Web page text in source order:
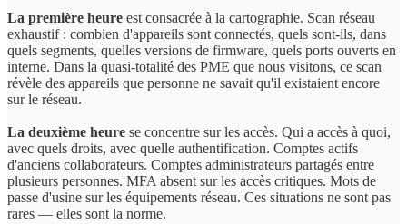
La première heure est consacrée à la cartographie. Scan réseau
exhaustif : combien d'appareils sont connectés, quels sont-ils, dans
quels segments, quelles versions de firmware, quels ports ouverts en
interne. Dans la quasi-totalité des PME que nous visitons, ce scan
révèle des appareils que personne ne savait qu'il existaient encore
sur le réseau.
La deuxième heure se concentre sur les accès. Qui a accès à quoi,
avec quels droits, avec quelle authentification. Comptes actifs
d'anciens collaborateurs. Comptes administrateurs partagés entre
plusieurs personnes. MFA absent sur les accès critiques. Mots de
passe d'usine sur les équipements réseau. Ces situations ne sont pas
rares — elles sont la norme.